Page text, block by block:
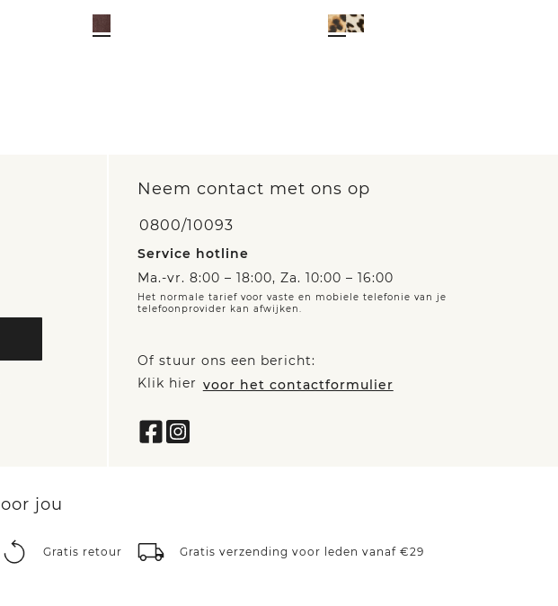
Neem contact met ons op
0800/10093
Service hotline
Ma.-vr. 8:00 – 18:00, Za. 10:00 – 16:00
Het normale tarief voor vaste en mobiele telefonie van je
telefoonprovider kan afwijken.
Of stuur ons een bericht:
Klik hier voor het contactformulier
jou
Gratis retour Gratis verzending voor leden vanaf €29